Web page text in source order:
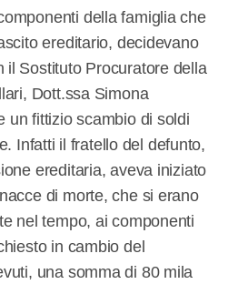
della famiglia che
ereditario, decidevano
il Sostituto Procuratore della
Dott.ssa Simona
un fittizio scambio di soldi
Infatti il fratello del defunto,
ereditaria, aveva iniziato
di morte, che si erano
nel tempo, ai componenti
in cambio del
una somma di 80 mila